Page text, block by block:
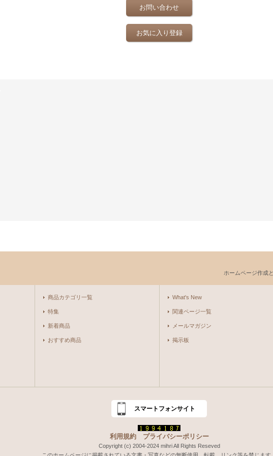
お問い合わせ
お気に入り登録
ホームページ作成
商品カテゴリ一覧
特集
新着商品
おすすめ商品
What's New
関連ページ一覧
メールマガジン
掲示板
スマートフォンサイト
利用規約 プライバシーポリシー
Copyright (c) 2004-2024 mihri All Rights Reseved